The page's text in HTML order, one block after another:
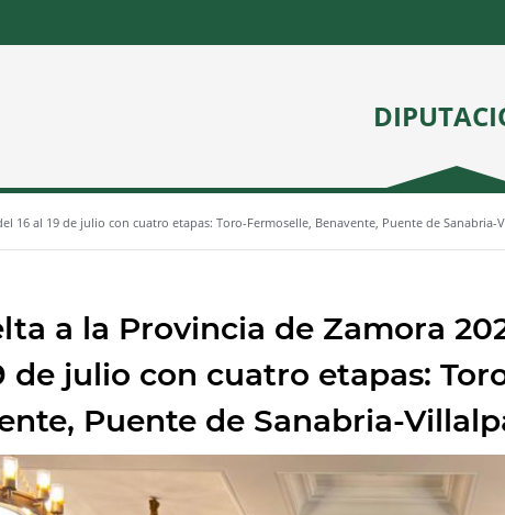
16 al 19 de julio con cuatro etapas: Toro-Fermoselle, Benavente, Puente de
a la Provincia de Zamora
de julio con cuatro etapas:
Puente de Sanabria-